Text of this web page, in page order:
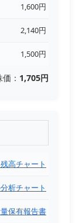
1,600円
2,140円
1,500円
： 1,705円
高チャート
析チャート
保有報告書